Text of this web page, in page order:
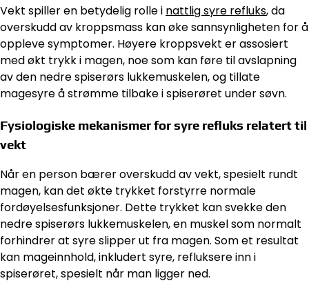
Vekt spiller en betydelig rolle i nattlig syre refluks, da
overskudd av kroppsmass kan øke sannsynligheten for å
oppleve symptomer. Høyere kroppsvekt er assosiert
med økt trykk i magen, noe som kan føre til avslapning
av den nedre spiserørs lukkemuskelen, og tillate
magesyre å strømme tilbake i spiserøret under søvn.
Fysiologiske mekanismer for syre refluks relatert til
vekt
Når en person bærer overskudd av vekt, spesielt rundt
magen, kan det økte trykket forstyrre normale
fordøyelsesfunksjoner. Dette trykket kan svekke den
nedre spiserørs lukkemuskelen, en muskel som normalt
forhindrer at syre slipper ut fra magen. Som et resultat
kan mageinnhold, inkludert syre, refluksere inn i
spiserøret, spesielt når man ligger ned.